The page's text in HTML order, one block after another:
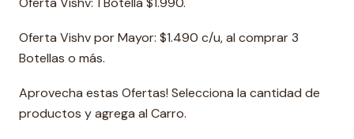
Oferta Vishv por Mayor: $1.490 c/u, al comprar 3
Botellas o más.
Aprovecha estas Ofertas! Selecciona la cantidad de
productos y agrega al Carro.